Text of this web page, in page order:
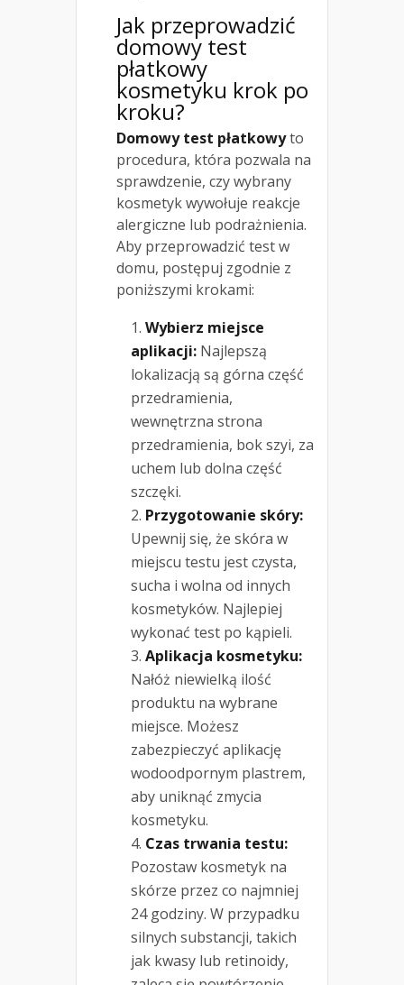
Jak przeprowadzić
domowy test
płatkowy
kosmetyku krok po
kroku?
Domowy test płatkowyto
procedura, która pozwala na
sprawdzenie, czy wybrany
kosmetyk wywołuje reakcje
alergiczne lub podrażnienia.
Aby przeprowadzić test w
domu, postępuj zgodnie z
poniższymi krokami:
Wybierz miejsce
aplikacji: Najlepszą
lokalizacją są górna część
przedramienia,
wewnętrzna strona
przedramienia, bok szyi, za
uchem lub dolna część
szczęki.
Przygotowanie skóry:
Upewnij się, że skóra w
miejscu testu jest czysta,
sucha i wolna od innych
kosmetyków. Najlepiej
wykonać test po kąpieli.
Aplikacja kosmetyku:
Nałóż niewielką ilość
produktu na wybrane
miejsce. Możesz
zabezpieczyć aplikację
wodoodpornym plastrem,
aby uniknąć zmycia
kosmetyku.
Czas trwania testu:
Pozostaw kosmetyk na
skórze przez co najmniej
24 godziny. W przypadku
silnych substancji, takich
jak kwasy lub retinoidy,